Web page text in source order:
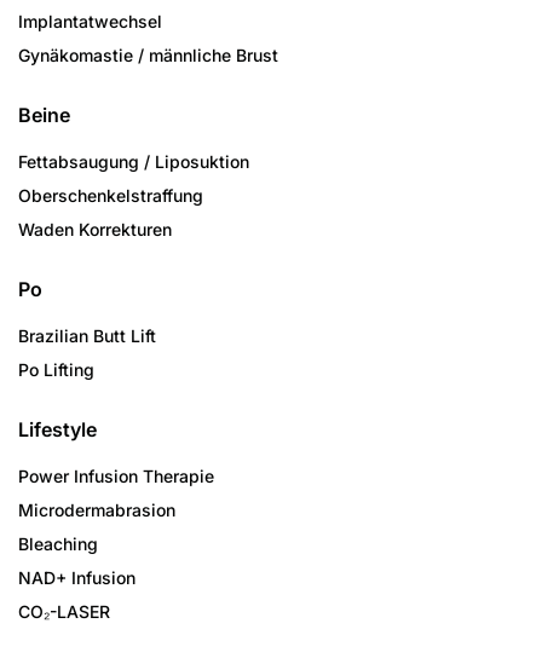
Implantatwechsel
Gynäkomastie / männliche Brust
Beine
Fettabsaugung / Liposuktion
Oberschenkelstraffung
Waden Korrekturen
Po
Brazilian Butt Lift
Po Lifting
Lifestyle
Power Infusion Therapie
Microdermabrasion
Bleaching
NAD+ Infusion
CO₂-LASER